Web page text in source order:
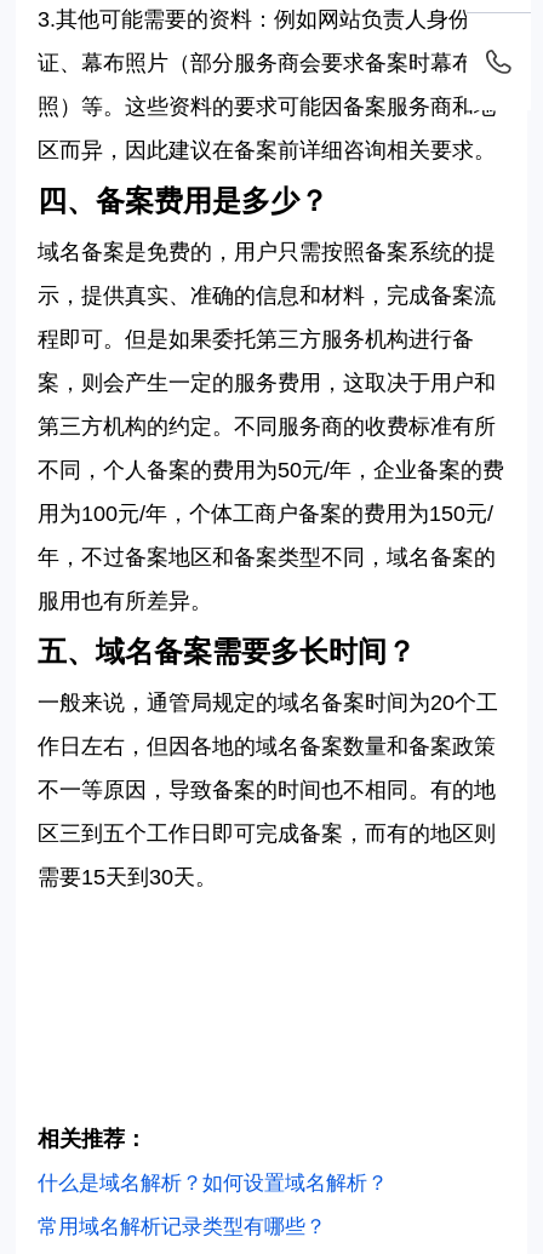
3.其他可能需要的资料：例如网站负责人身份
证、幕布照片（部分服务商会要求备案时幕布拍
照）等。这些资料的要求可能因备案服务商和地
区而异，因此建议在备案前详细咨询相关要求。
四、备案费用是多少？
域名备案是免费的，用户只需按照备案系统的提
示，提供真实、准确的信息和材料，完成备案流
程即可。但是如果委托第三方服务机构进行备
案，则会产生一定的服务费用，这取决于用户和
第三方机构的约定。不同服务商的收费标准有所
不同，个人备案的费用为50元/年，企业备案的费
用为100元/年，个体工商户备案的费用为150元/
年，不过备案地区和备案类型不同，域名备案的
服用也有所差异。
五、域名备案需要多长时间？
一般来说，通管局规定的域名备案时间为20个工
作日左右，但因各地的域名备案数量和备案政策
不一等原因，导致备案的时间也不相同。有的地
区三到五个工作日即可完成备案，而有的地区则
需要15天到30天。
相关推荐：
什么是域名解析？如何设置域名解析？
常用域名解析记录类型有哪些？